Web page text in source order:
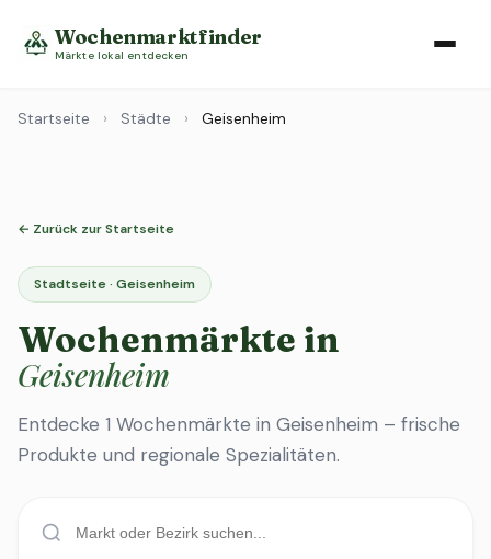
Wochenmarktfinder
Märkte lokal entdecken
Startseite › Städte › Geisenheim
← Zurück zur Startseite
Stadtseite · Geisenheim
Wochenmärkte in
Geisenheim
Entdecke 1 Wochenmärkte in Geisenheim – frische
Produkte und regionale Spezialitäten.